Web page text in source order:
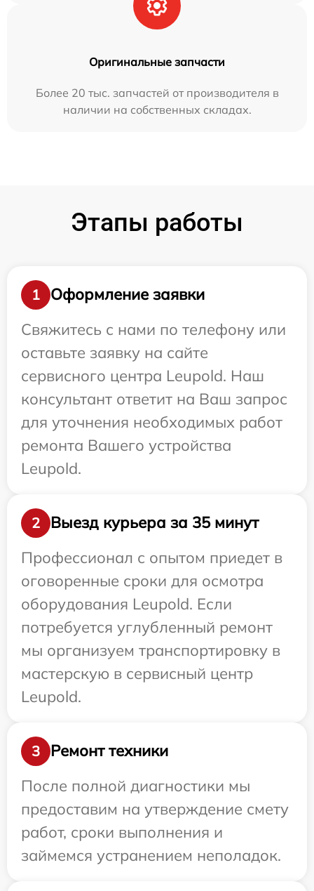
Оригинальные запчасти
Более 20 тыс. запчастей от производителя в
наличии на собственных складах.
Этапы работы
1
Оформление заявки
Свяжитесь с нами по телефону или
оставьте заявку на сайте
сервисного центра Leupold. Наш
консультант ответит на Ваш запрос
для уточнения необходимых работ
ремонта Вашего устройства
Leupold.
2
Выезд курьера за 35 минут
Профессионал с опытом приедет в
оговоренные сроки для осмотра
оборудования Leupold. Если
потребуется углубленный ремонт
мы организуем транспортировку в
мастерскую в сервисный центр
Leupold.
3
Ремонт техники
После полной диагностики мы
предоставим на утверждение смету
работ, сроки выполнения и
займемся устранением неполадок.